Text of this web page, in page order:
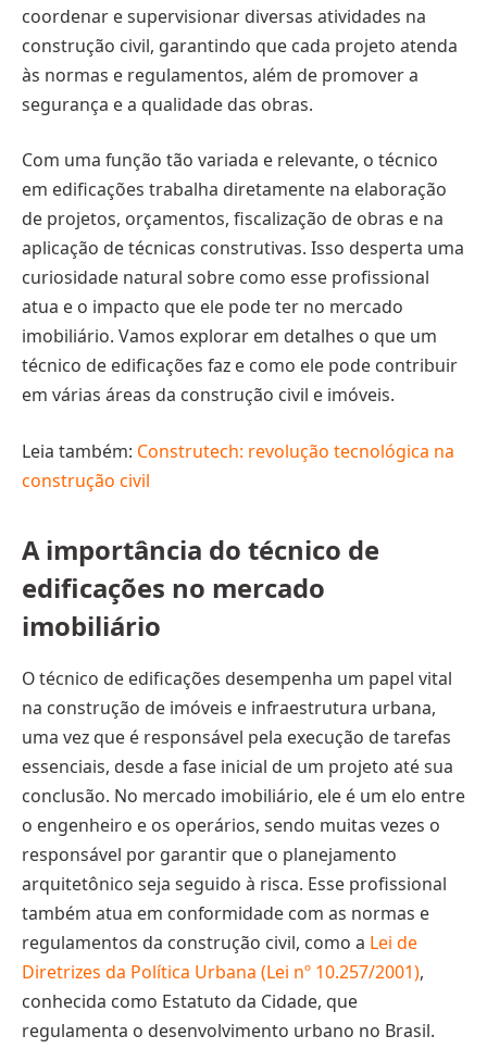
coordenar e supervisionar diversas atividades na
construção civil, garantindo que cada projeto atenda
às normas e regulamentos, além de promover a
segurança e a qualidade das obras.
Com uma função tão variada e relevante, o técnico
em edificações trabalha diretamente na elaboração
de projetos, orçamentos, fiscalização de obras e na
aplicação de técnicas construtivas. Isso desperta uma
curiosidade natural sobre como esse profissional
atua e o impacto que ele pode ter no mercado
imobiliário. Vamos explorar em detalhes o que um
técnico de edificações faz e como ele pode contribuir
em várias áreas da construção civil e imóveis.
Leia também: Construtech: revolução tecnológica na
construção civil
A importância do técnico de
edificações no mercado
imobiliário
O técnico de edificações desempenha um papel vital
na construção de imóveis e infraestrutura urbana,
uma vez que é responsável pela execução de tarefas
essenciais, desde a fase inicial de um projeto até sua
conclusão. No mercado imobiliário, ele é um elo entre
o engenheiro e os operários, sendo muitas vezes o
responsável por garantir que o planejamento
arquitetônico seja seguido à risca. Esse profissional
também atua em conformidade com as normas e
regulamentos da construção civil, como a Lei de
Diretrizes da Política Urbana (Lei nº 10.257/2001),
conhecida como Estatuto da Cidade, que
regulamenta o desenvolvimento urbano no Brasil.